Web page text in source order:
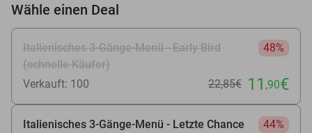
Wähle einen Deal
Italienisches 3-Gänge-Menü - Early Bird
(schnelle Käufer)
48%
Verkauft: 100 22,85€ 11 ,90€
Italienisches 3-Gänge-Menü - Letzte Chance
44%